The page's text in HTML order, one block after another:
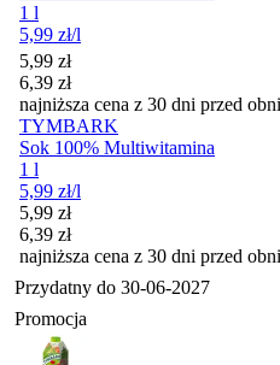
1 l
5,99 zł/l
Cena promocyjna
5,99 zł
6,39 zł
najniższa cena z 30 dni przed
TYMBARK
Sok 100% Multiwitamina
1 l
5,99 zł/l
Cena promocyjna
5,99 zł
6,39 zł
najniższa cena z 30 dni przed
Przydatny do 30-06-2027
Promocja